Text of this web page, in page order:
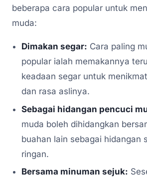
beberapa cara popular untuk
muda:
Dimakan segar: Cara paling
popular ialah memakannya
keadaan segar untuk
dan rasa aslinya.
Sebagai hidangan pencuci
muda boleh dihidangkan
buahan lain sebagai hidangan
ringan.
Bersama minuman sejuk: